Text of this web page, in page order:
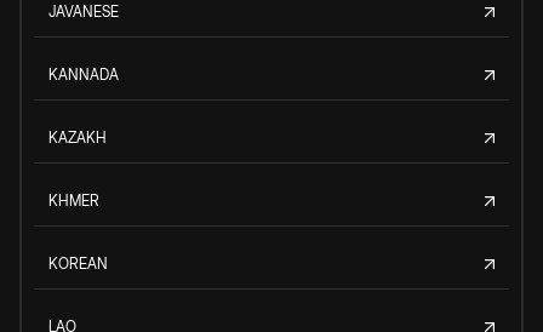
JAVANESE
KANNADA
KAZAKH
KHMER
KOREAN
LAO